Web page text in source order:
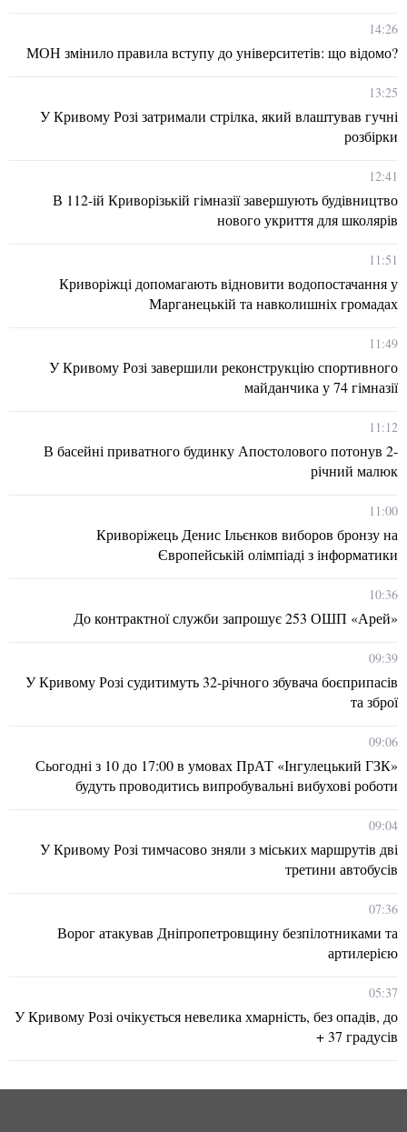
14:26
МОН змінило правила вступу до університетів: що відомо?
13:25
У Кривому Розі затримали стрілка, який влаштував гучні
розбірки
12:41
В 112-ій Криворізькій гімназії завершують будівництво
нового укриття для школярів
11:51
Криворіжці допомагають відновити водопостачання у
Марганецькій та навколишніх громадах
11:49
У Кривому Розі завершили реконструкцію спортивного
майданчика у 74 гімназії
11:12
В басейні приватного будинку Апостолового потонув 2-
річний малюк
11:00
Криворіжець Денис Ільєнков виборов бронзу на
Європейській олімпіаді з інформатики
10:36
До контрактної служби запрошує 253 ОШП «Арей»
09:39
У Кривому Розі судитимуть 32-річного збувача боєприпасів
та зброї
09:06
Сьогодні з 10 до 17:00 в умовах ПрАТ «Інгулецький ГЗК»
будуть проводитись випробувальні вибухові роботи
09:04
У Кривому Розі тимчасово зняли з міських маршрутів дві
третини автобусів
07:36
Ворог атакував Дніпропетровщину безпілотниками та
артилерією
05:37
У Кривому Розі очікується невелика хмарність, без опадів, до
+ 37 градусів